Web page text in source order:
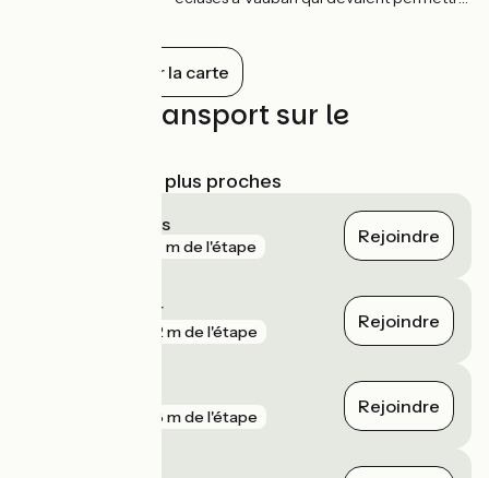
dérivation fut construit avec des écluses
fortifiées pour influer le cours de la
rivière.
Tout afficher sur la carte
Trains et transport sur le
Gares SNCF les plus proches
Sierck-les-Bains
237 m de l'étape Rejoindre
Koenigsmacker
422 m de l'étape Rejoindre
428 m de l'étape Rejoindre